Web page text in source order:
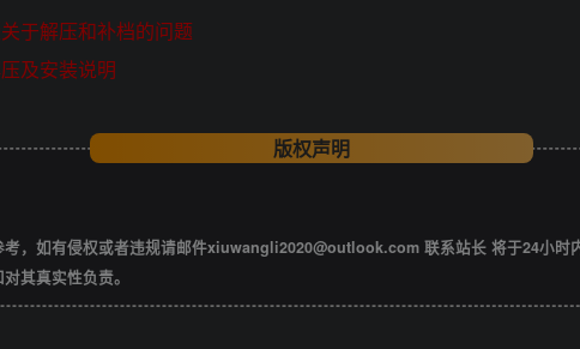
于解压和补档的问题
及安装说明
版权声明
，如有侵权或者违规请邮件xiuwangli2020@outlook.com 联系站长 将于24小时
其真实性负责。